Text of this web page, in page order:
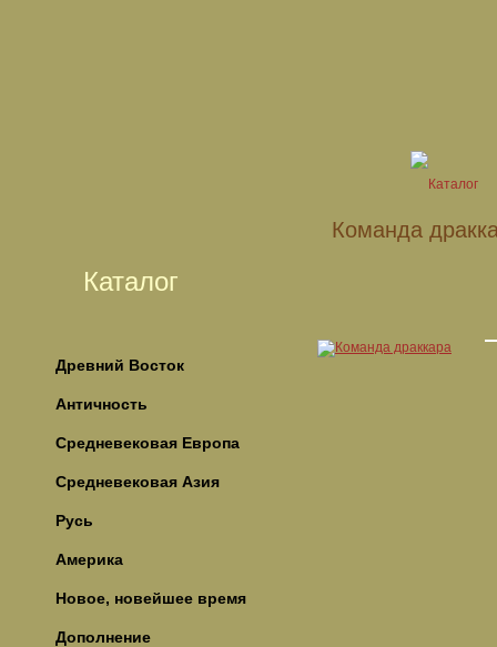
Команда
Каталог
Древний Восток
Античность
Средневековая Европа
Средневековая Азия
Русь
Америка
Новое, новейшее время
Дополнение